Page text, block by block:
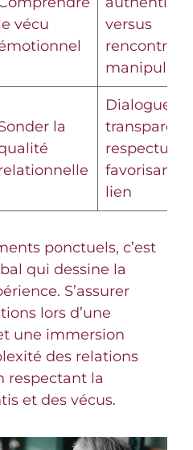
vécu
versus
rencontre
la
Dialogue
transparent
favorisant le
lien
ponctuels, c’est
qui dessine la
S’assurer
lors d’une
une immersion
des relations
respectant la
et des vécus.